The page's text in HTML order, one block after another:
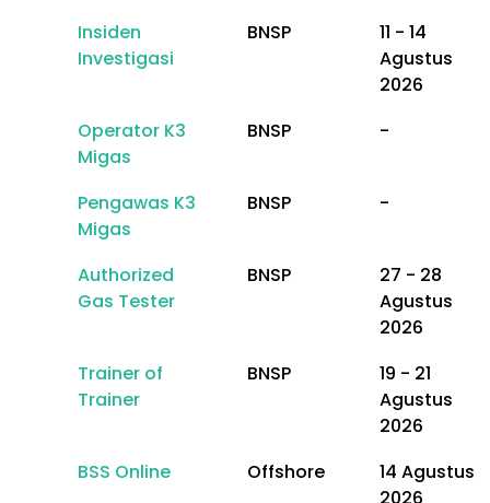
Insiden
Investigasi
BNSP
11 - 14
Agustus
2026
Operator K3
Migas
BNSP -
Pengawas K3
Migas
BNSP -
Authorized
Gas Tester
BNSP
27 - 28
Agustus
2026
Trainer of
Trainer
BNSP
19 - 21
Agustus
2026
BSS Online
Offshore
14 Agustus
2026